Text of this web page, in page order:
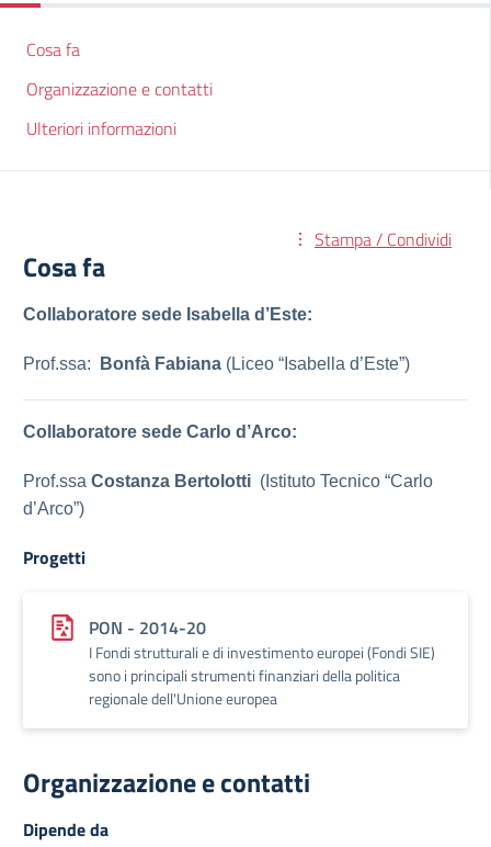
Cosa fa
Organizzazione e contatti
Ulteriori informazioni
Stampa / Condividi
Cosa fa
Collaboratore sede Isabella d’Este:
Prof.ssa: Bonfà Fabiana (Liceo “Isabella d’Este”)
Collaboratore sede Carlo d’Arco:
Prof.ssa Costanza Bertolotti (Istituto Tecnico “Carlo
d’Arco”)
Progetti
PON - 2014-20
I Fondi strutturali e di investimento europei (Fondi SIE)
sono i principali strumenti finanziari della politica
regionale dell'Unione europea
Organizzazione e contatti
Dipende da